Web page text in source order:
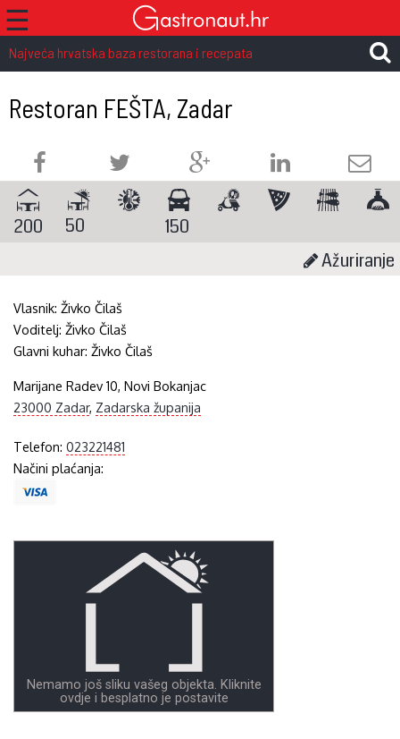
☰
Najveća hrvatska baza restorana i recepata
Restoran FEŠTA, Zadar
200 50
150
Ažuriranje
Vlasnik:Živko Čilaš
Voditelj:Živko Čilaš
Glavni kuhar:Živko Čilaš
Marijane Radev 10, Novi Bokanjac
23000 Zadar, Zadarska županija
Telefon:023221481
Načini plaćanja:
Nemamo još sliku vašeg objekta. Kliknite
ovdje i besplatno je postavite